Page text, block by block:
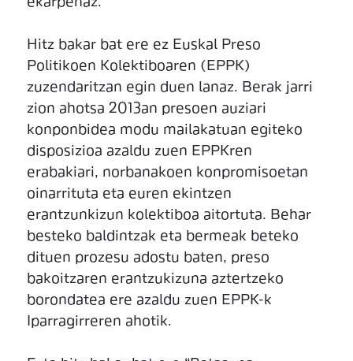
Hitz bakar bat ere ez Euskal Preso
Politikoen Kolektiboaren (EPPK)
zuzendaritzan egin duen lanaz. Berak jarri
zion ahotsa 2013an presoen auziari
konponbidea modu mailakatuan egiteko
disposizioa azaldu zuen EPPKren
erabakiari, norbanakoen konpromisoetan
oinarrituta eta euren ekintzen
erantzunkizun kolektiboa aitortuta. Behar
besteko baldintzak eta bermeak beteko
dituen prozesu adostu baten, preso
bakoitzaren erantzukizuna aztertzeko
borondatea ere azaldu zuen EPPK-k
Iparragirreren ahotik.